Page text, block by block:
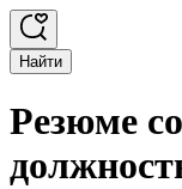
Найти
Резюме